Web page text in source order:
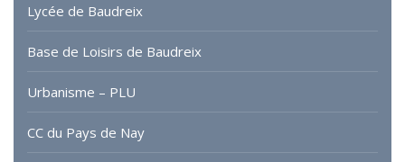
Lycée de Baudreix
Base de Loisirs de Baudreix
Urbanisme – PLU
CC du Pays de Nay